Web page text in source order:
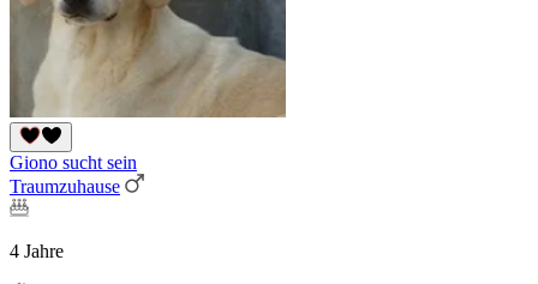
Giono sucht sein
Traumzuhause
4 Jahre